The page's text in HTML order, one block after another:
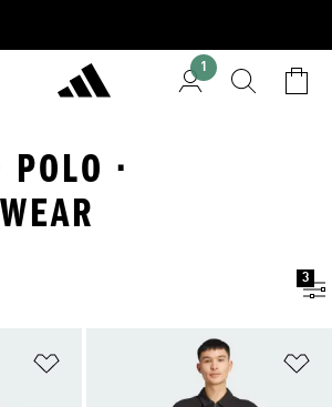
1
POLO ·
3
Favori Listesine Ekle